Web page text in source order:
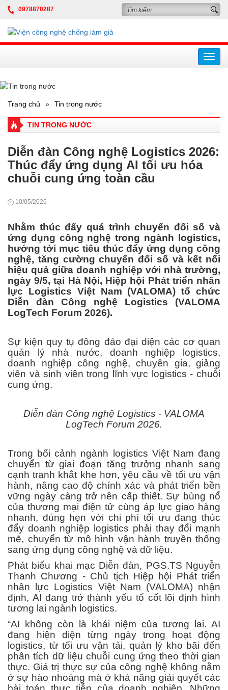
0978870287
Trang chủ » Tin trong nước
TIN TRONG NƯỚC
Diễn đàn Công nghệ Logistics 2026:
Thúc đẩy ứng dụng AI tối ưu hóa
chuỗi cung ứng toàn cầu
10/05/2026
Nhằm thúc đẩy quá trình chuyển đổi số và
ứng dụng công nghệ trong ngành logistics,
hướng tới mục tiêu thúc đẩy ứng dụng công
nghệ, tăng cường chuyển đổi số và kết nối
hiệu quả giữa doanh nghiệp với nhà trường,
ngày 9/5, tại Hà Nội, Hiệp hội Phát triển nhân
lực Logistics Việt Nam (VALOMA) tổ chức
Diễn đàn Công nghệ Logistics (VALOMA
LogTech Forum 2026).
Sự kiện quy tụ đông đảo đại diện các cơ quan
quản lý nhà nước, doanh nghiệp logistics,
doanh nghiệp công nghệ, chuyên gia, giảng
viên và sinh viên trong lĩnh vực logistics - chuỗi
cung ứng.
Diễn đàn Công nghệ Logistics - VALOMA
LogTech Forum 2026.
Trong bối cảnh ngành logistics Việt Nam đang
chuyển từ giai đoạn tăng trưởng nhanh sang
cạnh tranh khắt khe hơn, yêu cầu về tối ưu vận
hành, nâng cao độ chính xác và phát triển bền
vững ngày càng trở nên cấp thiết. Sự bùng nổ
của thương mại điện tử cùng áp lực giao hàng
nhanh, đúng hẹn với chi phí tối ưu đang thúc
đẩy doanh nghiệp logistics phải thay đổi mạnh
mẽ, chuyển từ mô hình vận hành truyền thống
sang ứng dụng công nghệ và dữ liệu.
Phát biểu khai mạc Diễn đàn, PGS.TS Nguyễn
Thanh Chương - Chủ tịch Hiệp hội Phát triển
nhân lực Logistics Việt Nam (VALOMA) nhận
định, AI đang trở thành yếu tố cốt lõi định hình
tương lai ngành logistics.
“AI không còn là khái niệm của tương lai. AI
đang hiện diện từng ngày trong hoạt động
logistics, từ tối ưu vận tải, quản lý kho bãi đến
phân tích dữ liệu chuỗi cung ứng theo thời gian
thực. Giá trị thực sự của công nghệ không nằm
ở sự hào nhoáng mà ở khả năng giải quyết các